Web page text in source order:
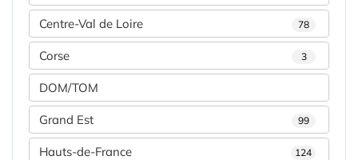
Centre-Val de Loire 78
Corse 3
DOM/TOM
Grand Est 99
Hauts-de-France 124